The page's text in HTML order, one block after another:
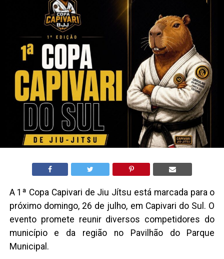
A 1ª Copa Capivari de Jiu Jítsu está marcada para o
próximo domingo, 26 de julho, em Capivari do Sul. O
evento promete reunir diversos competidores do
município e da região no Pavilhão do Parque
Municipal.